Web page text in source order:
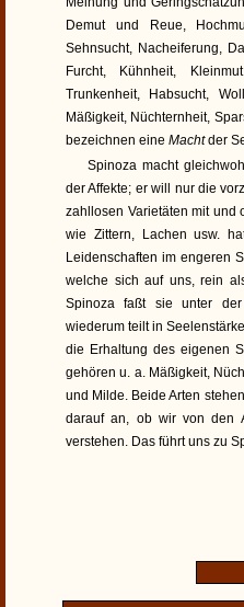
Demut und Reue,
Sehnsucht, Nacheiferung,
Furcht, Kühnheit,
Trunkenheit, Habsucht,
Mäßigkeit, Nüchternheit,
bezeichnen eine Machtder
Spinoza macht
der Affekte; er will nur die
zahllosen Varietäten mit und
wie Zittern, Lachen usw.
Leidenschaften im engeren
welche sich auf uns, rein
Spinoza faßt sie unter der
wiederum teilt in
die Erhaltung des eigenen
gehören u. a. Mäßigkeit,
und Milde. Beide Arten
darauf an, ob wir von den
verstehen. Das führt uns zu